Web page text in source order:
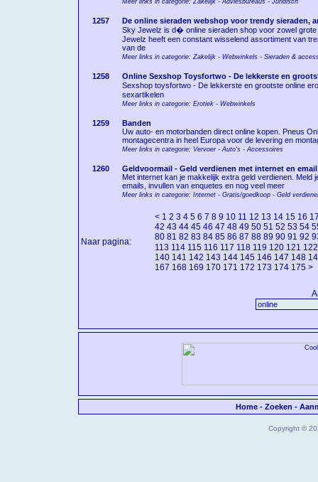
Meer links in categorie: Zakelijk - Adviesbureaus - Juridisch
1257
De online sieraden webshop voor trendy sieraden,
Sky Jewelz is d� online sieraden shop voor zowel
Jewelz heeft een constant wisselend assortiment van
van de
Meer links in categorie: Zakelijk - Webwinkels - Sieraden &
1258
Online Sexshop Toysfortwo - De lekkerste en
Sexshop toysfortwo - De lekkerste en grootste online
sexartikelen
Meer links in categorie: Erotiek - Webwinkels
1259
Banden
Uw auto- en motorbanden direct online kopen. Pneus
montagecentra in heel Europa voor de levering en
Meer links in categorie: Vervoer - Auto's - Accessoires
1260
Geldvoormail - Geld verdienen met internet en email
Met internet kan je makkelijk extra geld verdienen.
emails, invullen van enquetes en nog veel meer
Meer links in categorie: Internet - Gratis/goedkoop - Geld
Naar pagina:
< 1 2 3 4 5 6 7 8 9 10 11 12 13 14 15 16
42 43 44 45 46 47 48 49 50 51 52 53 54
80 81 82 83 84 85 86 87 88 89 90 91 92
113 114 115 116 117 118 119 120 121 122
140 141 142 143 144 145 146 147 148
167 168 169 170 171 172 173 174 175 >
Home- Zoeken -
Copyright ©